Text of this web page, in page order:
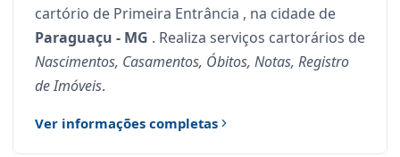
cartório de Primeira Entrância , na cidade de
Paraguaçu - MG . Realiza serviços cartorários de
Nascimentos, Casamentos, Óbitos, Notas, Registro
de Imóveis.
Ver informações completas